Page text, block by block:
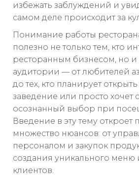
избежать заблуждений и
самом деле происходит за
Понимание работы
полезно не только тем, кто
ресторанным бизнесом, но
аудитории — от любителей
до тех, кто планирует
заведение или просто хочет
осознанный выбор при
Введение в эту тему откроет
множество нюансов: от
персоналом и закупок
создания уникального меню
клиентов.